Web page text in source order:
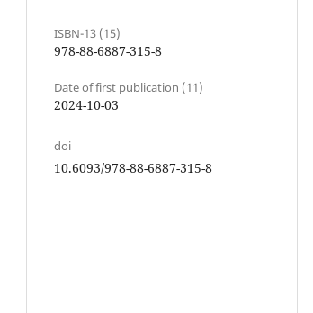
ISBN-13 (15)
978-88-6887-315-8
Date of first publication (11)
2024-10-03
doi
10.6093/978-88-6887-315-8